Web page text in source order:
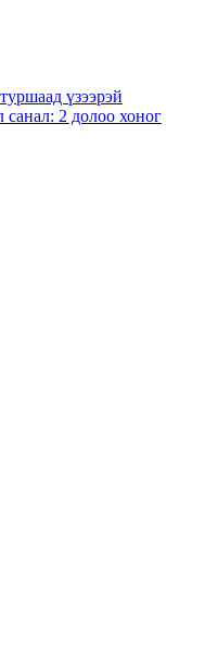
үзээрэй
санал: 2 долоо хоног